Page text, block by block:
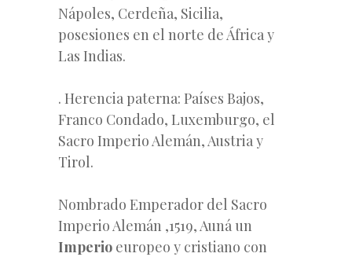
Nápoles, Cerdeña, Sicilia,
posesiones en el norte de África y
Las Indias.
. Herencia paterna: Países Bajos,
Franco Condado, Luxemburgo, el
Sacro Imperio Alemán, Austria y
Tirol.
Nombrado Emperador del Sacro
Imperio Alemán ,1519, Auná un
Imperio europeo y cristiano con